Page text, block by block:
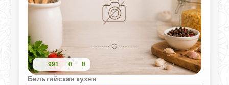
991 0 0
Бельгийская кухня